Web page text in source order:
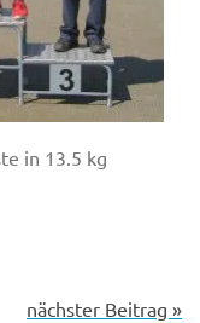
in 13.5 kg
nächster Beitrag »